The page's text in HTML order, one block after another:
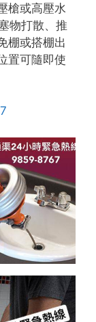
槍或高壓水
物打散、推
棚或搭棚出
置可隨即使